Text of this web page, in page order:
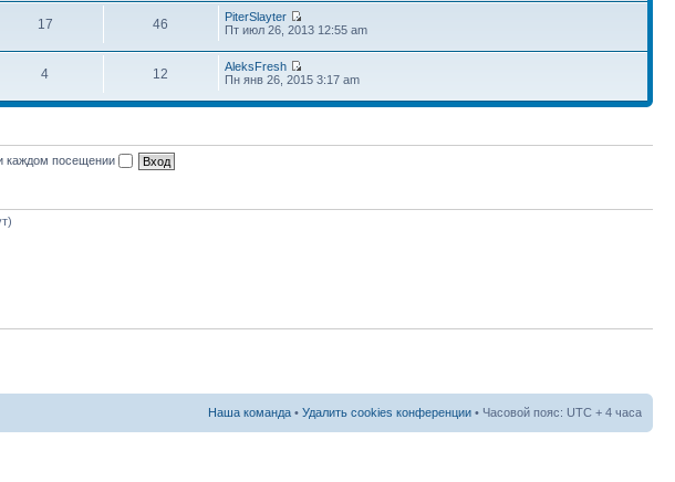
17 46
PiterSlayter
Пт июл 26, 2013 12:55 am
4 12
AleksFresh
Пн янв 26, 2015 3:17 am
каждом посещении
Наша команда • Удалить cookies конференции • Часовой пояс: UTC + 4 часа